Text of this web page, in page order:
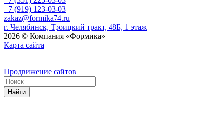
+7 (919) 123-03-03
zakaz@formika74.ru
г. Челябинск, Троицкий тракт, 48Б, 1 этаж
2026 © Компания «Формика»
Карта сайта
Продвижение сайтов
Найти